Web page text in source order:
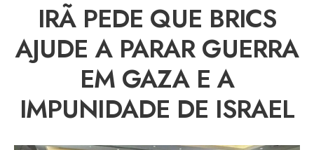
IRÃ PEDE QUE BRICS
AJUDE A PARAR GUERRA
EM GAZA E A
IMPUNIDADE DE ISRAEL